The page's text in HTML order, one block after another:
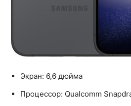
Экран: 6,6 дюйма
Процессор: Qualcomm